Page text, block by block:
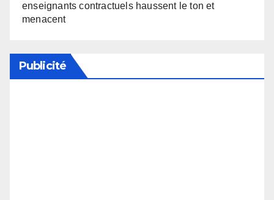
enseignants contractuels haussent le ton et
menacent
Publicité